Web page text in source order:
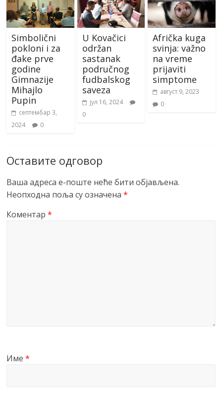
Simbolični
pokloni i za
đake prve
godine
Gimnazije
Mihajlo
Pupin
септембар 3,
2024
0
U Kovačici
održan
sastanak
područnog
fudbalskog
saveza
јул 16, 2024
0
Afrička kuga
svinja: važno
na vreme
prijaviti
simptome
август 9, 2023
0
Оставите одговор
Ваша адреса е-поште неће бити објављена.
Неопходна поља су означена*
Коментар*
Име*